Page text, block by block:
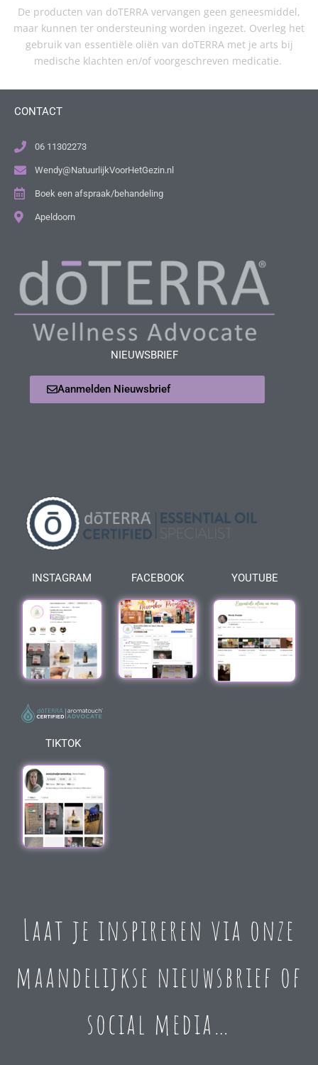
De producten van doTERRA vervangen geen geneesmiddel,
maar kunnen ter ondersteuning worden ingezet. Overleg het
gebruik van essentiële oliën van doTERRA met je arts bij
medische klachten en/of voorgeschreven medicatie.
CONTACT
06 11302273
Wendy@NatuurlijkVoorHetGezin.nl
Boek een afspraak/behandeling
Apeldoorn
NIEUWSBRIEF
Aanmelden Nieuwsbrief
INSTAGRAM FACEBOOK YOUTUBE
TIKTOK
Laat je inspireren via onze
maandelijkse nieuwsbrief of
social media…